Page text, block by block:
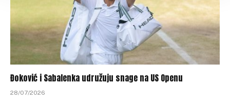
Đoković i Sabalenka udružuju snage na US Openu
28/07/2026